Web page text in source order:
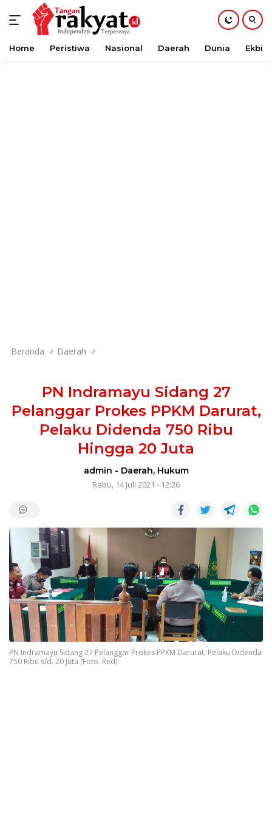
Langsung
Home Peristiwa Nasional Daerah Dunia Ekbis
Beranda Daerah
PN Indramayu Sidang 27
Pelanggar Prokes PPKM Darurat,
Pelaku Didenda 750 Ribu
Hingga 20 Juta
admin - Daerah, Hukum
Rabu, 14 Juli 2021 - 12:26
PN Indramayu Sidang 27 Pelanggar Prokes PPKM Darurat, Pelaku Didenda
750 Ribu s/d. 20 Juta (Foto. Red)